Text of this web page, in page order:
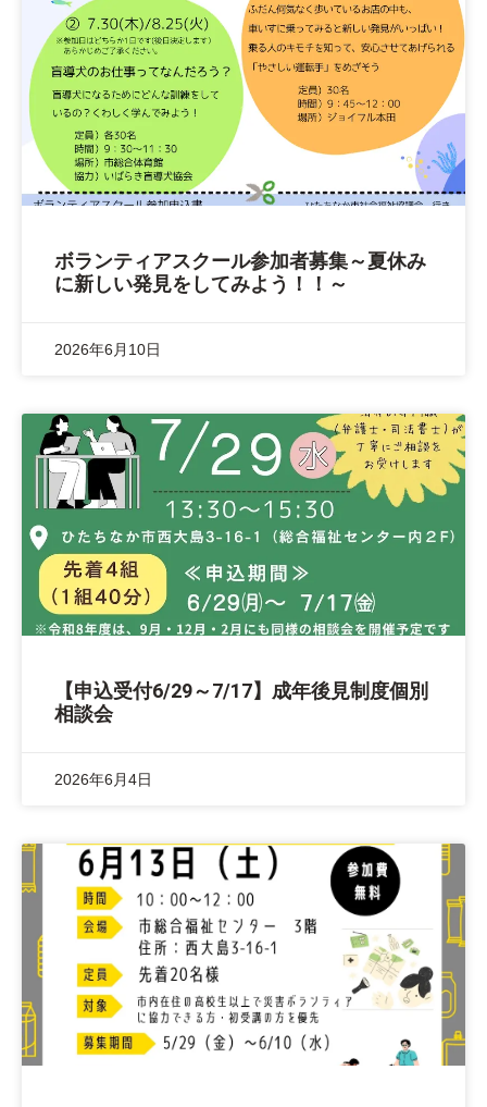
ボランティアスクール参加者募集～夏休み
に新しい発見をしてみよう！！～
2026年6月10日
【申込受付6/29～7/17】成年後見制度個別
相談会
2026年6月4日